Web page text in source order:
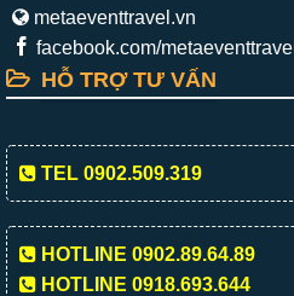
metaeventtravel.vn
facebook.com/metaeventtravel
HỖ TRỢ TƯ VẤN
TEL 0902.509.319
HOTLINE 0902.89.64.89
HOTLINE 0918.693.644